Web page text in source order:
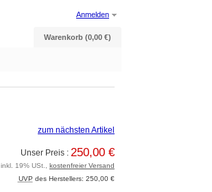
Warenkorb (0,00 €)
Anmelden
zum nächsten Artikel
Unser Preis : 250,00 €
inkl. 19% USt., kostenfreier Versand
UVP des Herstellers: 250,00 €